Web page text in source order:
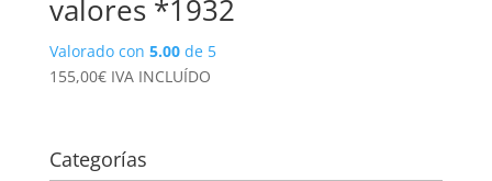
valores *1932
Valorado con 5.00de 5
155,00€ IVA INCLUÍDO
Categorías